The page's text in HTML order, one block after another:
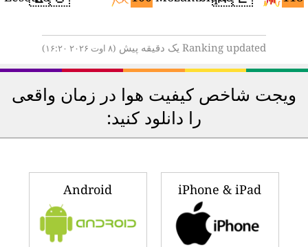
Ranking updated یک دقیقه پیش
ویجت شاخص کیفیت هوا در زمان واقعی
را دانلود کنید:
iPhone & iPad
Android